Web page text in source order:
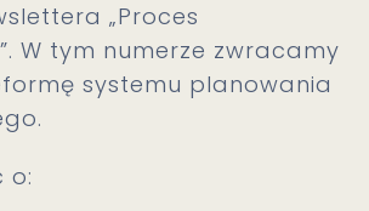
„Proces
W tym numerze zwracamy
systemu planowania
o: